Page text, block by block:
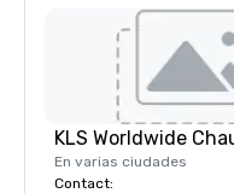
En varias ciudades
Contact: